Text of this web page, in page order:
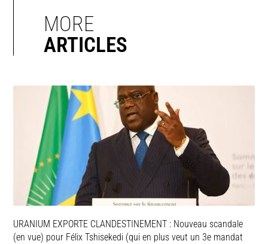
MORE
ARTICLES
URANIUM EXPORTE CLANDESTINEMENT : Nouveau scandale
(en vue) pour Félix Tshisekedi (qui en plus veut un 3e mandat